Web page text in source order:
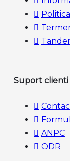
Suport clienti
ANPC
ODR